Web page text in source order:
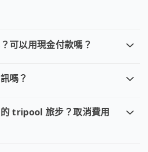
可以用現金付款嗎？
嗎？
tripool 旅步？取消費用